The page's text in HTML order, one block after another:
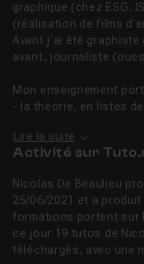
graphique (chez ESG,
(réalisation de films
Avant j’ai été
avant, journaliste
Mon enseignement
- la théorie, en listes
Lire la suite
Activité sur
Nicolas De Beaulieu
25/06/2021 et a
formations portent sur
ce jour 19 tutos de
téléchargés, avec une